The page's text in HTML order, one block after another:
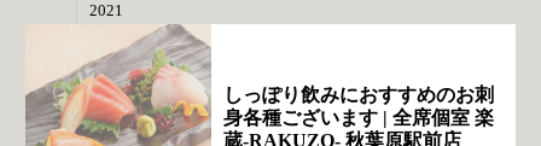
2021
しっぽり飲みにおすすめのお刺
身各種ございます | 全席個室 楽
蔵‐RAKUZO‐ 秋葉原駅前店